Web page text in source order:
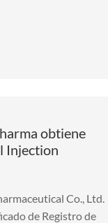
obtiene
Injection
Co., Ltd.
de Registro de